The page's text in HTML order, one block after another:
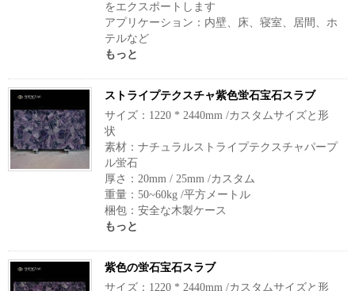
をエクスポートします
アプリケーション：内壁、床、寝室、居間、ホ
テルなど
もっと
ストライプテクスチャ紫色蛍石宝石スラブ
サイズ：1220 * 2440mm /カスタムサイズと形
状
素材：ナチュラルストライプテクスチャパープ
ル蛍石
厚さ：20mm / 25mm /カスタム
重量：50~60kg /平方メートル
梱包：安全な木製ケース
もっと
紫色の蛍石宝石スラブ
サイズ：1220 * 2440mm /カスタムサイズと形